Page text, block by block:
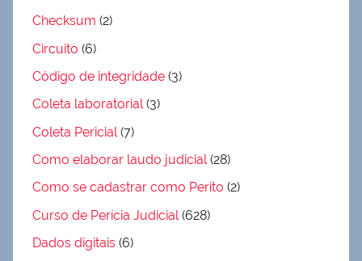
Checksum (2)
Circuito (6)
Código de integridade (3)
Coleta laboratorial(3)
Coleta Pericial (7)
Como elaborar laudo judicial(28)
Como se cadastrar como Perito (2)
Curso de Perícia Judicial(628)
Dados digitais (6)